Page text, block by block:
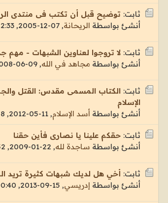
ثابت: توضيح قبل أن تكتب فى منتدى
أنشئ بواسطة الريحانة,
07-12-2005, 22:33
ثابت: لا تروجوا لعناوين الشبهات - مهم
أنشئ بواسطة مجاهد في الله,
09-06-2008, 05:08
ثابت: الكتاب المسمى مقدس: القتل
الإسلام
أنشئ بواسطة أسد الإسلام,
11-05-2012, 19:58
ثابت: حقكم علينا يا نصارى فأين حقنا
أنشئ بواسطة ساجدة لله,
22-01-2009, 09:52
ثابت: أخي هل لديك شبهات كثيرة تريد
أنشئ بواسطة إدريسي,
15-09-2013, 00:40